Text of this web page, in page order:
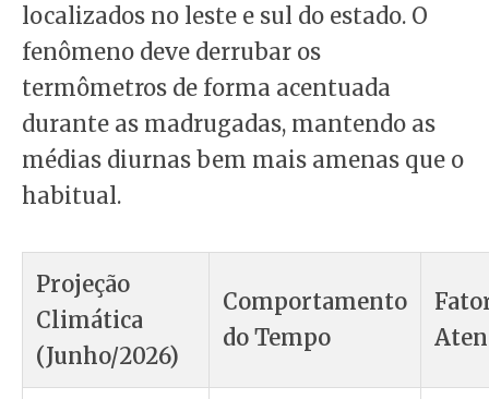
localizados no leste e sul do estado. O
fenômeno deve derrubar os
termômetros de forma acentuada
durante as madrugadas, mantendo as
médias diurnas bem mais amenas que o
habitual.
Projeção
Climática
(Junho/2026)
Comportamento
do Tempo